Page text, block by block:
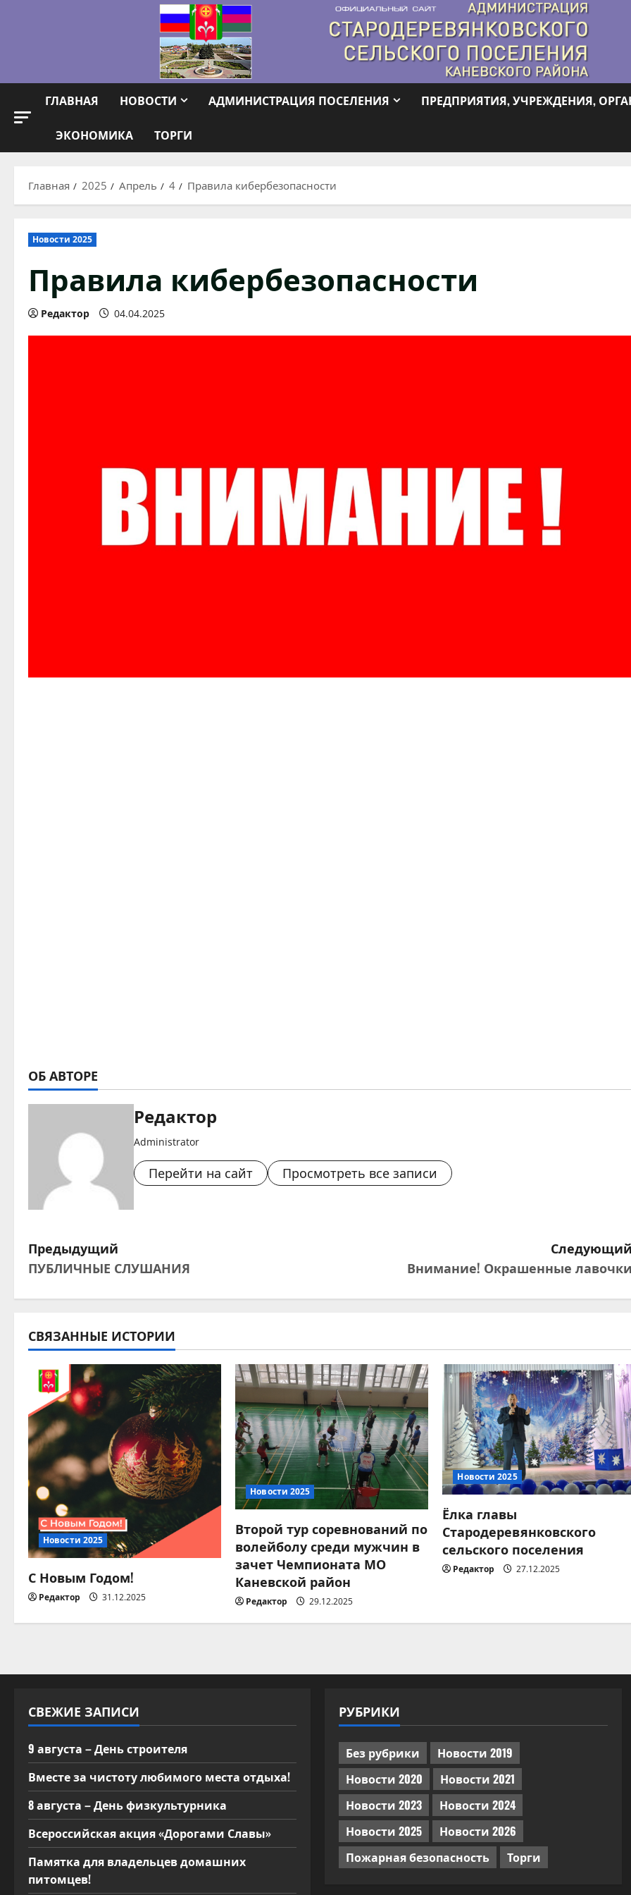
ГЛАВНАЯ НОВОСТИ АДМИНИСТРАЦИЯ ПОСЕЛЕНИЯ ПРЕДПРИЯТИЯ, УЧРЕЖДЕНИЯ,
ЭКОНОМИКА ТОРГИ
Главная 2025 Апрель 4 Правила кибербезопасности
Новости 2025
Правила кибербезопасности
Редактор 04.04.2025
ОБ АВТОРЕ
Редактор
Administrator
Перейти на сайт Просмотреть все записи
Н
а
и
а
ц
и
я
п
о
з
а
и
я
м
Предыдущий
ПУБЛИЧНЫЕ СЛУШАНИЯ
Внимание! Окрашенные
СВЯЗАННЫЕ ИСТОРИИ
Новости 2025
С Новым Годом!
Редактор 31.12.2025
Новости 2025
Второй тур соревнований по
волейболу среди мужчин в
зачет Чемпионата МО
Каневской район
Редактор 29.12.2025
Новости 2025
Ёлка главы
Стародеревянковского
сельского поселения
Редактор 27.12.2025
СВЕЖИЕ ЗАПИСИ
9 августа – День строителя
Вместе за чистоту любимого места отдыха!
8 августа – День физкультурника
Всероссийская акция «Дорогами Славы»
Памятка для владельцев домашних
питомцев!
РУБРИКИ
Без рубрики
Новости 2019
Новости 2020
Новости 2021
Новости 2023
Новости 2024
Новости 2025
Новости 2026
Пожарная безопасность
Торги